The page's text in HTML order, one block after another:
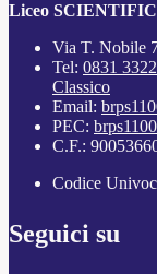
Liceo
Via T. Nobile
Tel: 0831
Classico
Email:
PEC:
C.F.:
Codice
Seguici su